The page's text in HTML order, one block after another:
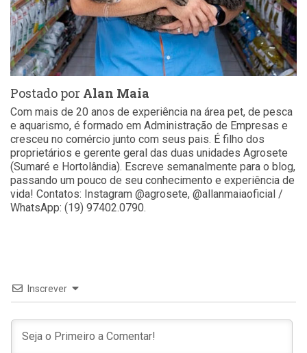
Postado por Alan Maia
Com mais de 20 anos de experiência na área pet, de pesca
e aquarismo, é formado em Administração de Empresas e
cresceu no comércio junto com seus pais. É filho dos
proprietários e gerente geral das duas unidades Agrosete
(Sumaré e Hortolândia). Escreve semanalmente para o blog,
passando um pouco de seu conhecimento e experiência de
vida! Contatos: Instagram @agrosete, @allanmaiaoficial /
WhatsApp: (19) 97402.0790.
Inscrever